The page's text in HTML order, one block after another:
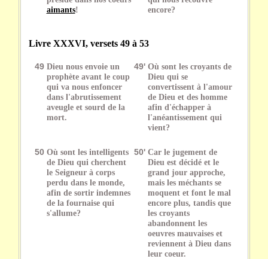
aimants!
encore?
Livre XXXVI, versets 49 à 53
49 Dieu nous envoie un
prophète avant le coup
qui va nous enfoncer
dans l'abrutissement
aveugle et sourd de la
mort.
49' Où sont les croyants de
Dieu qui se
convertissent à l'amour
de Dieu et des homme
afin d'échapper à
l'anéantissement qui
vient?
50 Où sont les intelligents
de Dieu qui cherchent
le Seigneur à corps
perdu dans le monde,
afin de sortir indemnes
de la fournaise qui
s'allume?
50' Car le jugement de
Dieu est décidé et le
grand jour approche,
mais les méchants se
moquent et font le mal
encore plus, tandis que
les croyants
abandonnent les
oeuvres mauvaises et
reviennent à Dieu dans
leur coeur.